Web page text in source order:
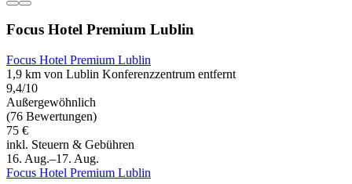
Focus Hotel Premium Lublin
Focus Hotel Premium Lublin
1,9 km von Lublin Konferenzzentrum entfernt
9,4/10
Außergewöhnlich
(76 Bewertungen)
75 €
inkl. Steuern & Gebühren
16. Aug.–17. Aug.
Focus Hotel Premium Lublin